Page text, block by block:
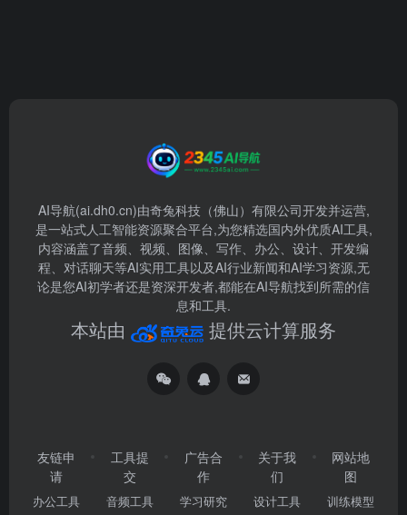
AI导航(ai.dh0.cn)由奇兔科技（佛山）有限公司开发并运营,
是一站式人工智能资源聚合平台,为您精选国内外优质AI工具,
内容涵盖了音频、视频、图像、写作、办公、设计、开发编
程、对话聊天等AI实用工具以及AI行业新闻和AI学习资源,无
论是您AI初学者还是资深开发者,都能在AI导航找到所需的信
息和工具.
本站由 提供云计算服务
友链申
请
办公工具
工具提
交
音频工具
广告合
作
学习研究
关于我
们
设计工具
网站地
图
训练模型